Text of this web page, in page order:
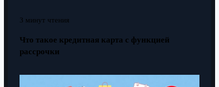
3 минут чтения
Что такое кредитная карта с функцией
рассрочки